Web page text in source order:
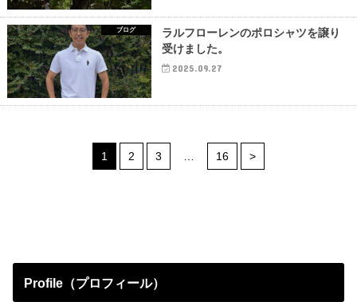
ブログ
ラルフローレンのポロシャツを譲り
受けました。
2025.09.27
1 2 3 16 >
Profile（プロフィール）